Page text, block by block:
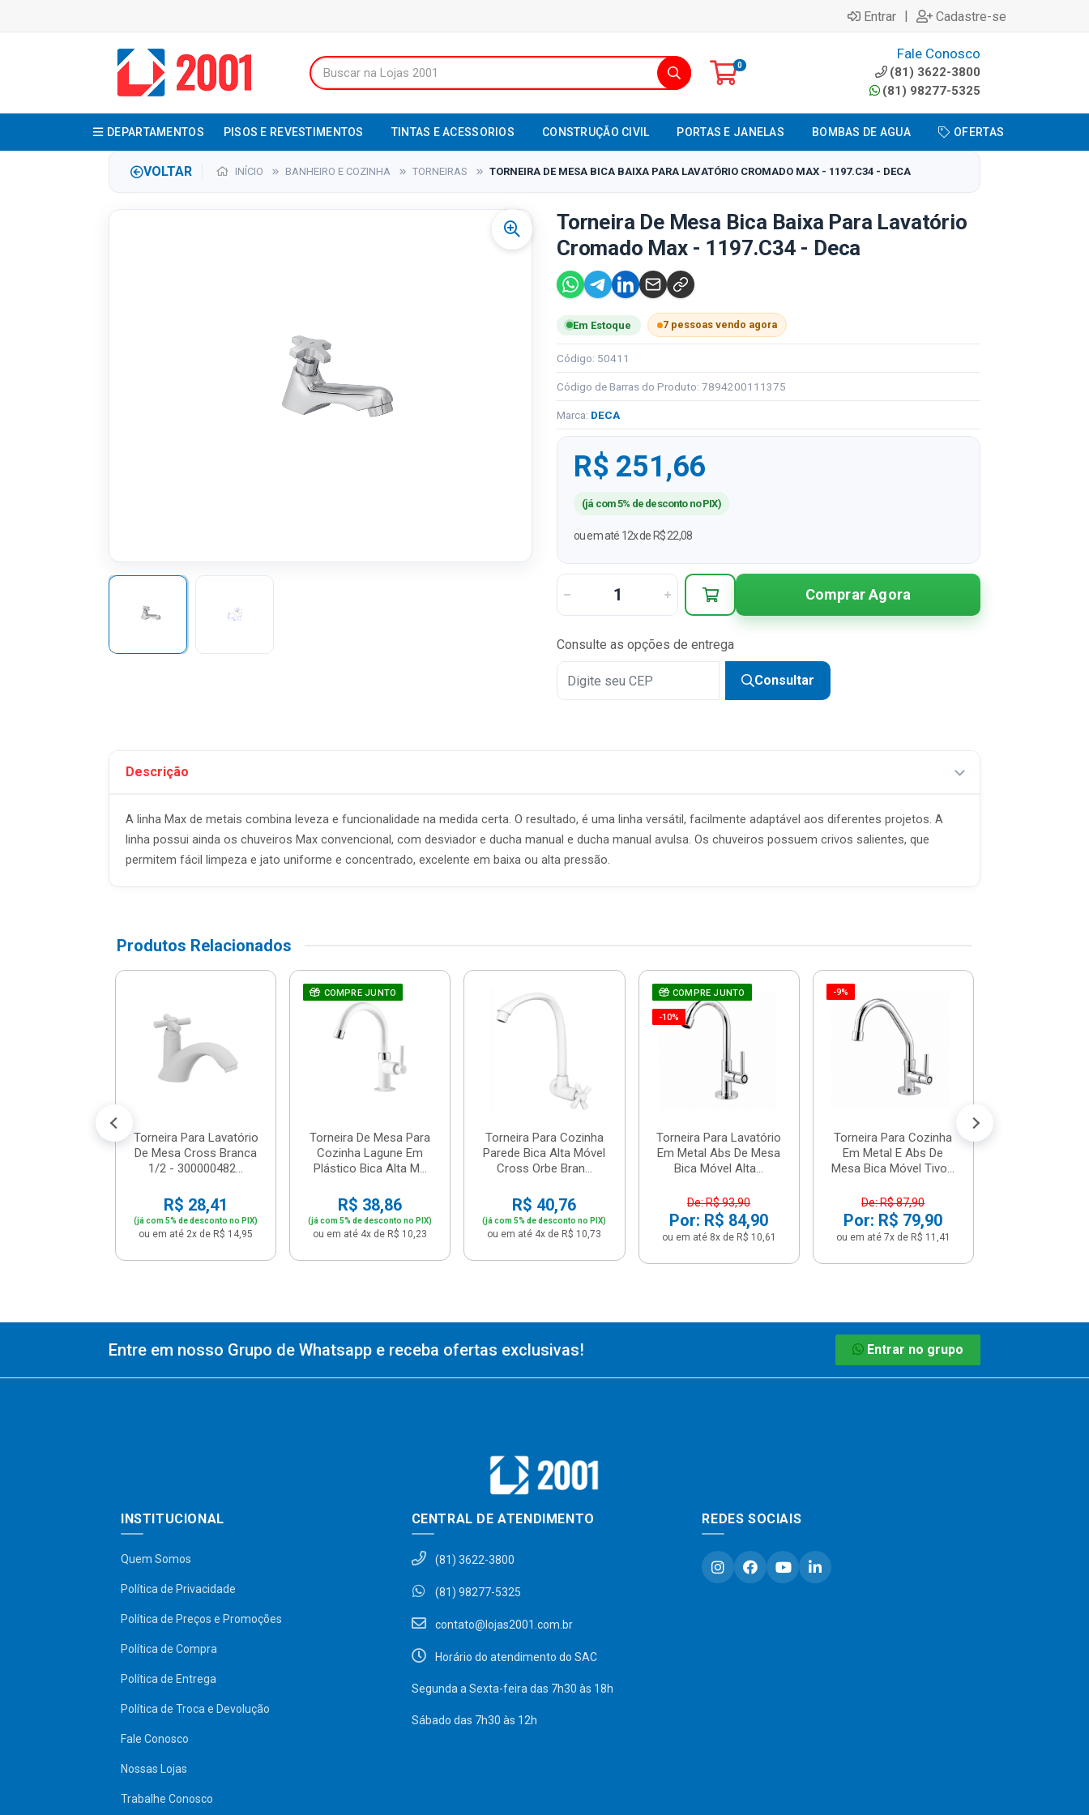
Entrar | Cadastre-se
0
Fale Conosco
(81) 3622-3800
(81) 98277-5325
DEPARTAMENTOS PISOS E REVESTIMENTOS TINTAS E ACESSORIOS CONSTRUÇÃO CIVIL PORTAS E JANELAS BOMBAS DE AGUA OFERTAS
VOLTAR INÍCIO BANHEIRO E COZINHA TORNEIRAS TORNEIRA DE MESA BICA BAIXA PARA LAVATÓRIO CROMADO MAX - 1197.C34 - DECA
Torneira De Mesa Bica Baixa Para Lavatório
Cromado Max - 1197.C34 - Deca
Em Estoque 7 pessoas vendo agora
Código: 50411
Código de Barras do Produto: 7894200111375
Marca: DECA
R$ 251,66
(já com 5% de desconto no PIX)
ou em até 12x de R$ 22,08
Comprar Agora
Consulte as opções de entrega
Consultar
Descrição
A linha Max de metais combina leveza e funcionalidade na medida certa. O resultado, é uma linha versátil, facilmente adaptável aos diferentes projetos. A
linha possui ainda os chuveiros Max convencional, com desviador e ducha manual e ducha manual avulsa. Os chuveiros possuem crivos salientes, que
permitem fácil limpeza e jato uniforme e concentrado, excelente em baixa ou alta pressão.
Produtos Relacionados
Torneira Para Lavatório
De Mesa Cross Branca
1/2 - 300000482...
R$ 28,41
(já com 5% de desconto no PIX)
ou em até 2x de R$ 14,95
COMPRE JUNTO
Torneira De Mesa Para
Cozinha Lagune Em
Plástico Bica Alta M...
R$ 38,86
(já com 5% de desconto no PIX)
ou em até 4x de R$ 10,23
Torneira Para Cozinha
Parede Bica Alta Móvel
Cross Orbe Bran...
R$ 40,76
(já com 5% de desconto no PIX)
ou em até 4x de R$ 10,73
COMPRE JUNTO
-10%
Torneira Para Lavatório
Em Metal Abs De Mesa
Bica Móvel Alta...
De: R$ 93,90
Por: R$ 84,90
ou em até 8x de R$ 10,61
-9%
Torneira Para Cozinha
Em Metal E Abs De
Mesa Bica Móvel Tivo...
De: R$ 87,90
Por: R$ 79,90
ou em até 7x de R$ 11,41
Entre em nosso Grupo de Whatsapp e receba ofertas exclusivas! Entrar no grupo
INSTITUCIONAL
Quem Somos
Política de Privacidade
Política de Preços e Promoções
Política de Compra
Política de Entrega
Política de Troca e Devolução
Fale Conosco
Nossas Lojas
Trabalhe Conosco
CENTRAL DE ATENDIMENTO
(81) 3622-3800
(81) 98277-5325
contato@lojas2001.com.br
Horário do atendimento do SAC
Segunda a Sexta-feira das 7h30 às 18h
Sábado das 7h30 às 12h
REDES SOCIAIS